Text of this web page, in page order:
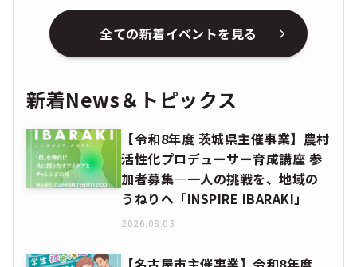
全ての新着イベントを見る
新着News＆トピックス
【令和8年度 茨城県主催事業】農村
活性化プロデューサー育成講座 参
加者募集―一人の挑戦を、地域の
うねりへ「INSPIRE IBARAKI」
2026.08.03